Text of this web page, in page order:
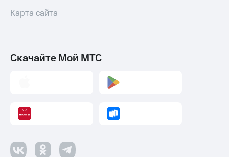
Карта сайта
Скачайте Мой МТС